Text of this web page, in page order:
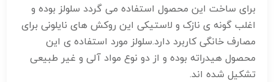
برای ساخت این محصول استفاده می گردد سلولز بوده و
اغلب گونه ی نازک و لاستیکی این روکش های نایلونی برای
مصارف خانگی کاربرد دارد.سلولز مورد استفاده ی این
محصول هیدراته بوده و از دو نوع مواد آلی و غیر طبیعی
تشکیل شده اند.